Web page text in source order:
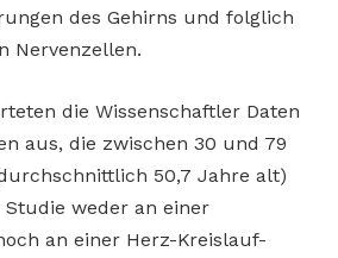
des Gehirns und folglich
Nervenzellen.
die Wissenschaftler Daten
aus, die zwischen 30 und 79
50,7 Jahre alt)
weder an einer
an einer Herz-Kreislauf-